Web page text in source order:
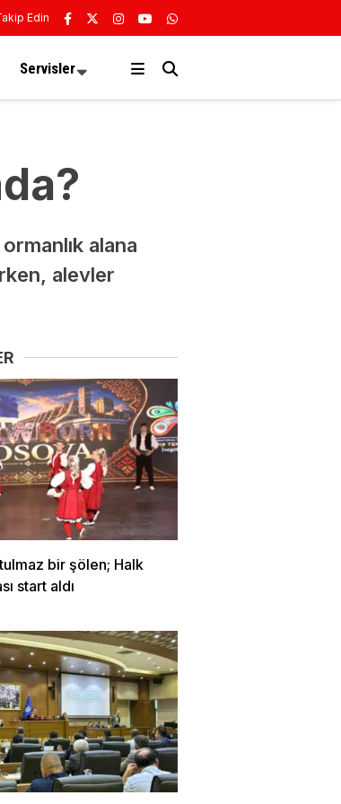
Edin
Servisler
alana
alevler
bir şölen; Halk
start aldı